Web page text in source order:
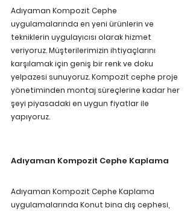
Adıyaman Kompozit Cephe
uygulamalarında en yeni ürünlerin ve
tekniklerin uygulayıcısı olarak hizmet
veriyoruz. Müşterilerimizin ihtiyaçlarını
karşılamak için geniş bir renk ve doku
yelpazesi sunuyoruz. Kompozit cephe proje
yönetiminden montaj süreçlerine kadar her
şeyi piyasadaki en uygun fiyatlar ile
yapıyoruz.
Adıyaman Kompozit Cephe Kaplama
Adıyaman Kompozit Cephe Kaplama
uygulamalarında Konut bina dış cephesi,